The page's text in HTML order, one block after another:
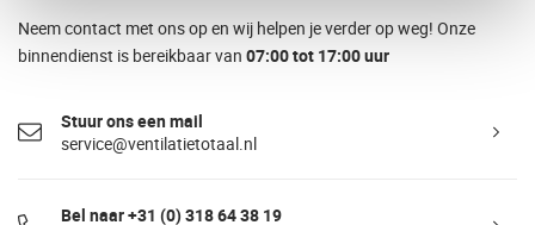
Neem contact met ons op en wij helpen je verder op weg! Onze
binnendienst is bereikbaar van 07:00 tot 17:00 uur
Stuur ons een mail
service@ventilatietotaal.nl
Bel naar +31 (0) 318 64 38 19